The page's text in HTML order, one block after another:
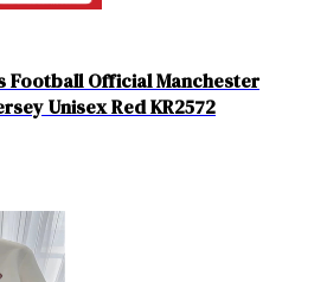
Football Official Manchester
Unisex Red KR2572